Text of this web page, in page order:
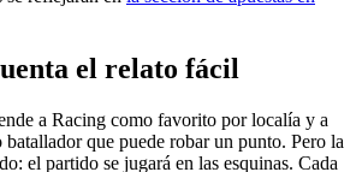
el relato fácil
a Racing como favorito por localía y a
que puede robar un punto. Pero la
el partido se jugará en las esquinas. Cada